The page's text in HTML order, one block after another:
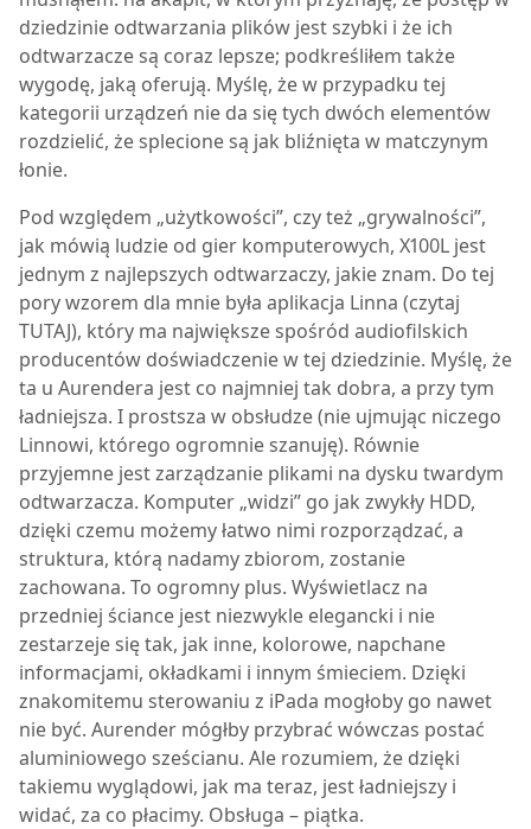
dziedzinie odtwarzania plików jest szybki i że ich
odtwarzacze są coraz lepsze; podkreśliłem także
wygodę, jaką oferują. Myślę, że w przypadku tej
kategorii urządzeń nie da się tych dwóch elementów
rozdzielić, że splecione są jak bliźnięta w matczynym
łonie.
Pod względem „użytkowości”, czy też „grywalności”,
jak mówią ludzie od gier komputerowych, X100L jest
jednym z najlepszych odtwarzaczy, jakie znam. Do tej
pory wzorem dla mnie była aplikacja Linna (czytaj
TUTAJ), który ma największe spośród audiofilskich
producentów doświadczenie w tej dziedzinie. Myślę, że
ta u Aurendera jest co najmniej tak dobra, a przy tym
ładniejsza. I prostsza w obsłudze (nie ujmując niczego
Linnowi, którego ogromnie szanuję). Równie
przyjemne jest zarządzanie plikami na dysku twardym
odtwarzacza. Komputer „widzi” go jak zwykły HDD,
dzięki czemu możemy łatwo nimi rozporządzać, a
struktura, którą nadamy zbiorom, zostanie
zachowana. To ogromny plus. Wyświetlacz na
przedniej ściance jest niezwykle elegancki i nie
zestarzeje się tak, jak inne, kolorowe, napchane
informacjami, okładkami i innym śmieciem. Dzięki
znakomitemu sterowaniu z iPada mogłoby go nawet
nie być. Aurender mógłby przybrać wówczas postać
aluminiowego sześcianu. Ale rozumiem, że dzięki
takiemu wyglądowi, jak ma teraz, jest ładniejszy i
widać, za co płacimy. Obsługa – piątka.